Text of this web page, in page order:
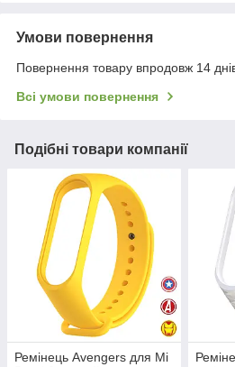
Умови повернення
Повернення товару впродовж 14
Всі умови повернення
Подібні товари компанії
Ремінець Avengers для Mi